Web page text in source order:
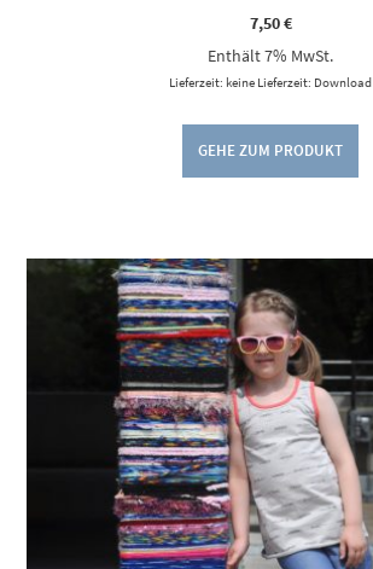
7,50€
Enthält 7% MwSt.
Lieferzeit: keine Lieferzeit: Download
GEHE ZUM PRODUKT